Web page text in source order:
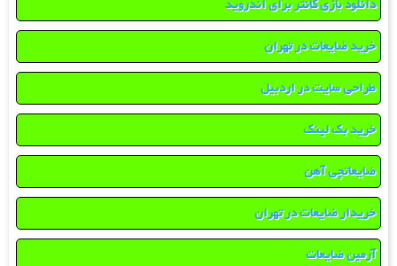
دانلود بازی کانتر برای اندروید
خرید ضایعات در تهران
طراحی سایت در اردبیل
خرید بک لینک
ضایعاتچی آهن
خریدار ضایعات در تهران
آرمین ضایعات